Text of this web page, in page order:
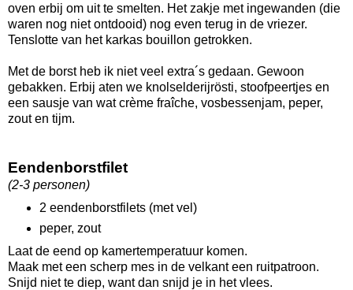
oven erbij om uit te smelten. Het zakje met ingewanden (die
waren nog niet ontdooid) nog even terug in de vriezer.
Tenslotte van het karkas bouillon getrokken.
Met de borst heb ik niet veel extra´s gedaan. Gewoon
gebakken. Erbij aten we knolselderijrösti, stoofpeertjes en
een sausje van wat crème fraîche, vosbessenjam, peper,
zout en tijm.
Eendenborstfilet
(2-3 personen)
2 eendenborstfilets (met vel)
peper, zout
Laat de eend op kamertemperatuur komen.
Maak met een scherp mes in de velkant een ruitpatroon.
Snijd niet te diep, want dan snijd je in het vlees.